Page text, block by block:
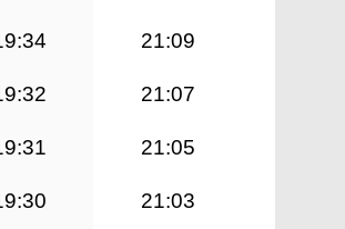
21:09
21:07
21:05
21:03